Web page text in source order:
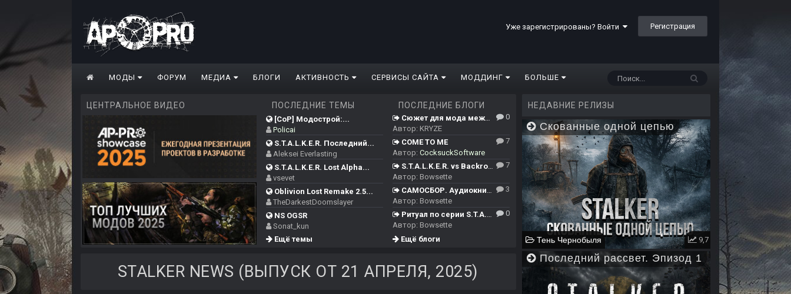
Уже зарегистрированы? Войти Регистрация
МОДЫ ФОРУМ МЕДИА БЛОГИ АКТИВНОСТЬ СЕРВИСЫ САЙТА МОДДИНГ БОЛЬШЕ
ЦЕНТРАЛЬНОЕ ВИДЕО ПОСЛЕДНИЕ ТЕМЫ
[CoP] Модострой:...
Policai
S.T.A.L.K.E.R. Последний...
Aleksei Everlasting
S.T.A.L.K.E.R. Lost Alpha...
vsevet
Oblivion Lost Remake 2.5...
TheDarkestDoomslayer
NS OGSR
Sonat_kun
Ещё темы
ПОСЛЕДНИЕ БЛОГИ
Сюжет для мода между ЧН/ТЧ/ЗП и Сердцем Чернобыля
Автор: KRYZE
0
COME TO ME
Автор: CocksuckSoftware
7
S.T.A.L.K.E.R. vs Backrooms
Автор: Bowsette
7
САМОСБОР. Аудиокнига.
Автор: Bowsette
3
Ритуал по серии S.T.A.L.K.E.R.
Автор: Bowsette
0
Ещё блоги
STALKER NEWS (ВЫПУСК ОТ 21 АПРЕЛЯ, 2025)
НЕДАВНИЕ РЕЛИЗЫ
Скованные одной цепью
Тень Чернобыля 9,7
Последний рассвет. Эпизод 1